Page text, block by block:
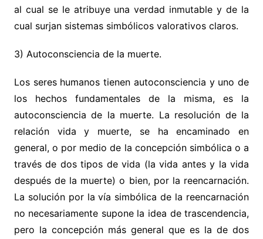
al cual se le atribuye una verdad inmutable y de la
cual surjan sistemas simbólicos valorativos claros.
3) Autoconsciencia de la muerte.
Los seres humanos tienen autoconsciencia y uno de
los hechos fundamentales de la misma, es la
autoconsciencia de la muerte. La resolución de la
relación vida y muerte, se ha encaminado en
general, o por medio de la concepción simbólica o a
través de dos tipos de vida (la vida antes y la vida
después de la muerte) o bien, por la reencarnación.
La solución por la vía simbólica de la reencarnación
no necesariamente supone la idea de trascendencia,
pero la concepción más general que es la de dos